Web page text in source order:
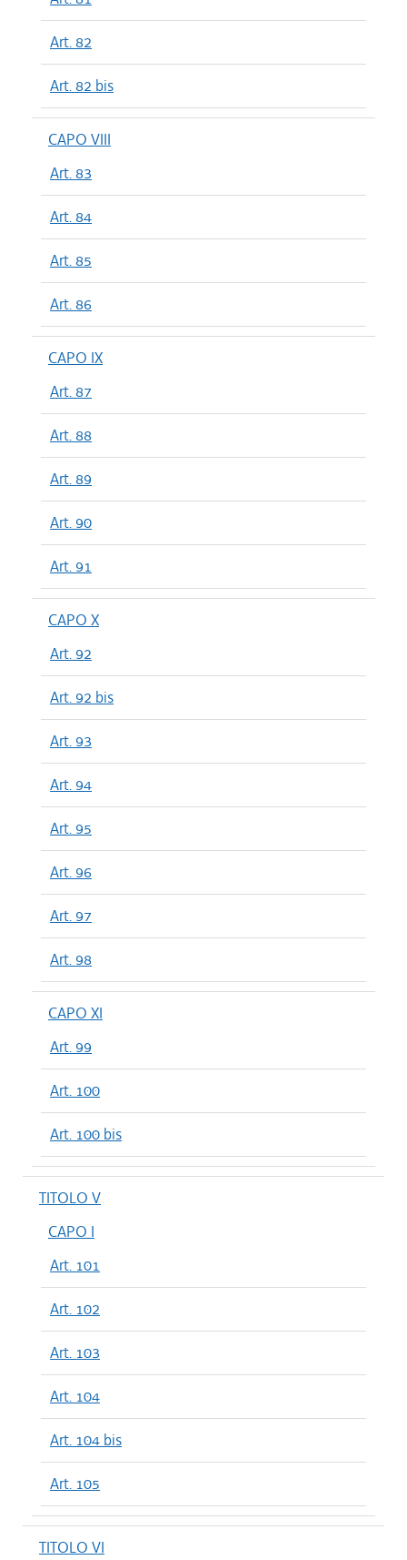
Art. 82
Art. 82 bis
CAPO VIII
Art. 83
Art. 84
Art. 85
Art. 86
CAPO IX
Art. 87
Art. 88
Art. 89
Art. 90
Art. 91
CAPO X
Art. 92
Art. 92 bis
Art. 93
Art. 94
Art. 95
Art. 96
Art. 97
Art. 98
CAPO XI
Art. 99
Art. 100
Art. 100 bis
TITOLO V
CAPO I
Art. 101
Art. 102
Art. 103
Art. 104
Art. 104 bis
Art. 105
TITOLO VI